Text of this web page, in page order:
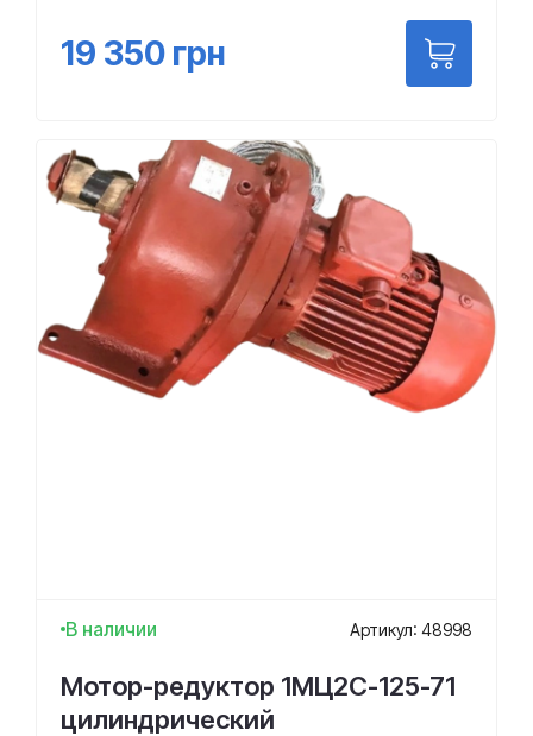
19 350 грн
В наличии Артикул: 48998
Мотор-редуктор 1МЦ2С-125-71
цилиндрический